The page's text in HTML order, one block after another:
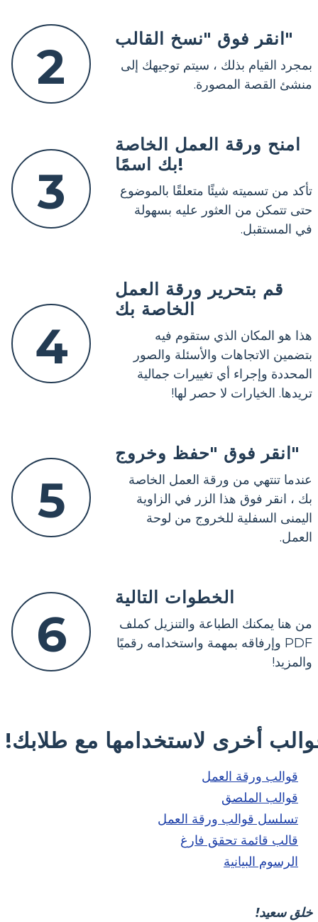
2 انقر فوق "نسخ القالب"
بمجرد القيام بذلك ، سيتم توجيهك إلى
منشئ القصة المصورة.
3
امنح ورقة العمل الخاصة
بك اسمًا!
تأكد من تسميته شيئًا متعلقًا بالموضوع
حتى تتمكن من العثور عليه بسهولة
في المستقبل.
4
قم بتحرير ورقة العمل
الخاصة بك
هذا هو المكان الذي ستقوم فيه
بتضمين الاتجاهات والأسئلة والصور
المحددة وإجراء أي تغييرات جمالية
تريدها. الخيارات لا حصر لها!
5
انقر فوق "حفظ وخروج"
عندما تنتهي من ورقة العمل الخاصة
بك ، انقر فوق هذا الزر في الزاوية
اليمنى السفلية للخروج من لوحة
العمل.
6
الخطوات التالية
من هنا يمكنك الطباعة والتنزيل كملف
PDF وإرفاقه بمهمة واستخدامه رقميًا
والمزيد!
أخرى لاستخدامها مع طلابك!
قوالب ورقة العمل
قوالب الملصق
تسلسل قوالب ورقة العمل
قالب قائمة تحقق فارغ
الرسوم البيانية
خلق سعيد!